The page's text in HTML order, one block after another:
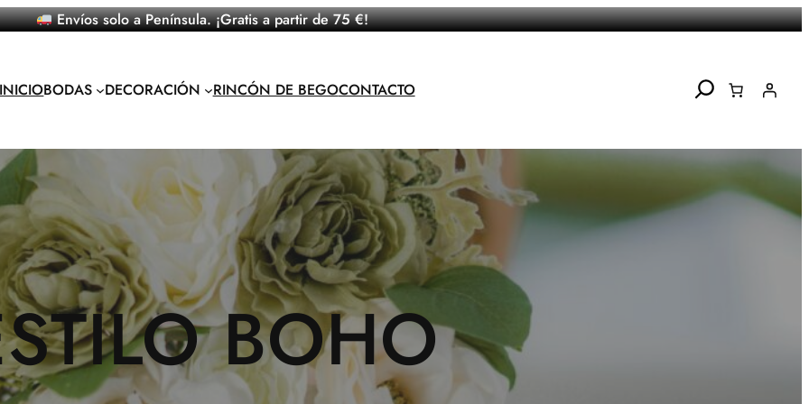
Envíos solo a Península. ¡Gratis a partir de 75 €!
INICIOBODAS DECORACIÓN RINCÓN DE BEGOCONTACTO Search
BOHO